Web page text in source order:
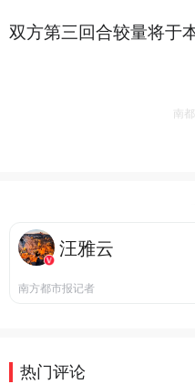
双方第三回合较量将于
南
汪雅云
南方都市报记者
热门评论